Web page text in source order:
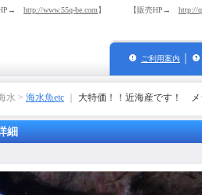
HP→ http://www.55q-be.com】 【販売HP→ http://
ご利用案内
水 > 海水魚etc 大特価！！近海産です！
細